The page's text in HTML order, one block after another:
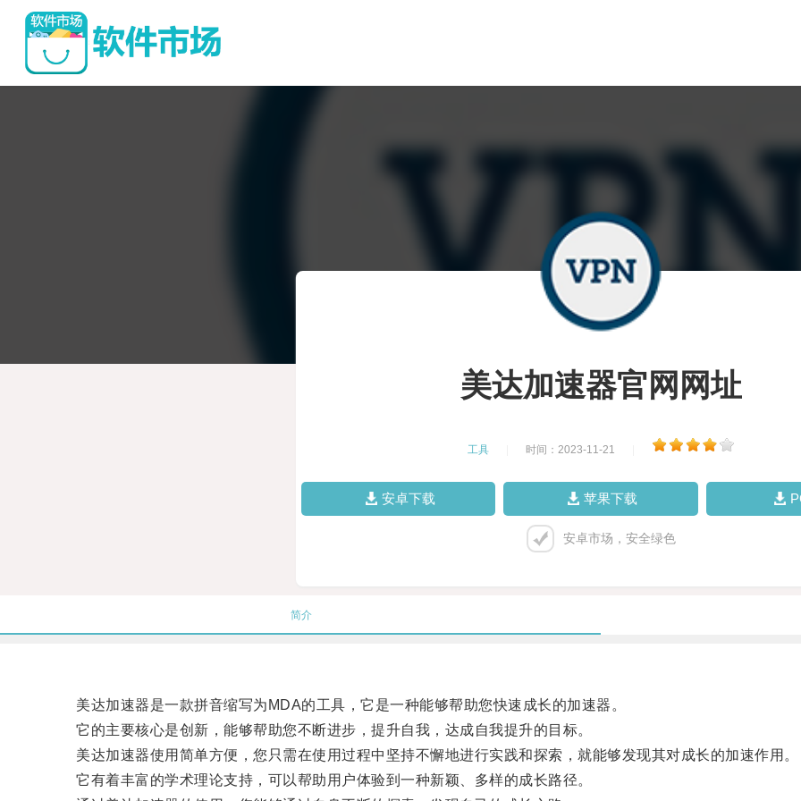
美达加速器官网网址
工具 时间：2023-11-21
安卓下载 苹果下载
安卓市场，安全绿色
简介
美达加速器是一款拼音缩写为MDA的工具，它是一种能够帮助您快速成长的加速器。
它的主要核心是创新，能够帮助您不断进步，提升自我，达成自我提升的目标。
美达加速器使用简单方便，您只需在使用过程中坚持不懈地进行实践和探索，就能够发现其对成长的加速作用。
它有着丰富的学术理论支持，可以帮助用户体验到一种新颖、多样的成长路径。